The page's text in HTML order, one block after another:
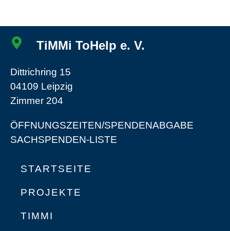
TiMMi ToHelp e. V.
Dittrichring 15
04109 Leipzig
Zimmer 204
ÖFFNUNGSZEITEN/SPENDENABGABE
SACHSPENDEN-LISTE
STARTSEITE
PROJEKTE
TIMMI